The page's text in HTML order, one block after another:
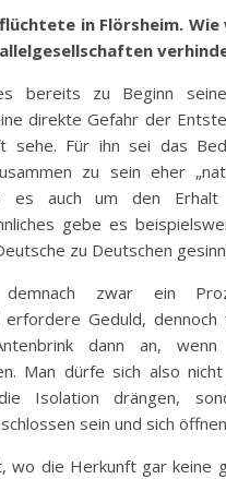
in Flörsheim. Wie
bereits zu Beginn
direkte Gefahr der
sehe. Für ihn sei das
zu sein eher
es auch um den Erhalt
gebe es
zu Deutschen
zwar ein
erfordere Geduld, dennoch
dann an, wenn
Man dürfe sich also nicht
Isolation drängen,
sein und sich
wo die Herkunft gar keine